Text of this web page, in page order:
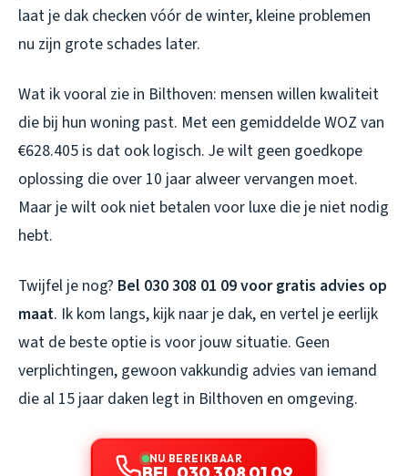
laat je dak checken vóór de winter, kleine problemen
nu zijn grote schades later.
Wat ik vooral zie in Bilthoven: mensen willen kwaliteit
die bij hun woning past. Met een gemiddelde WOZ van
€628.405 is dat ook logisch. Je wilt geen goedkope
oplossing die over 10 jaar alweer vervangen moet.
Maar je wilt ook niet betalen voor luxe die je niet nodig
hebt.
Twijfel je nog? Bel 030 308 01 09 voor gratis advies op
maat. Ik kom langs, kijk naar je dak, en vertel je eerlijk
wat de beste optie is voor jouw situatie. Geen
verplichtingen, gewoon vakkundig advies van iemand
die al 15 jaar daken legt in Bilthoven en omgeving.
NU BEREIKBAAR